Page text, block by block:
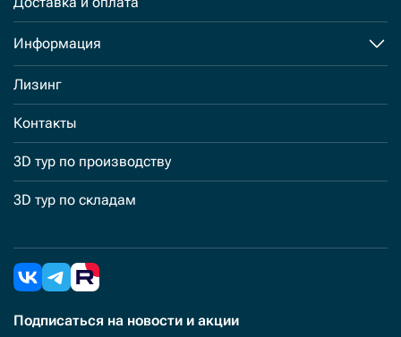
Информация
Лизинг
Контакты
3D тур по производству
3D тур по складам
Подписаться на новости и акции